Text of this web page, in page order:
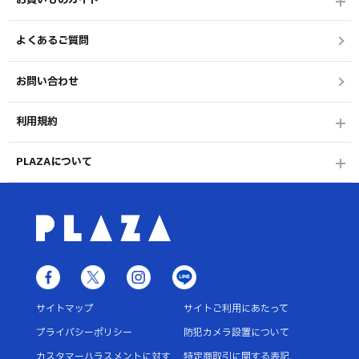
よくあるご質問
お問い合わせ
利用規約
PLAZAについて
サイトマップ
サイトご利用にあたって
プライバシーポリシー
防犯カメラ設置について